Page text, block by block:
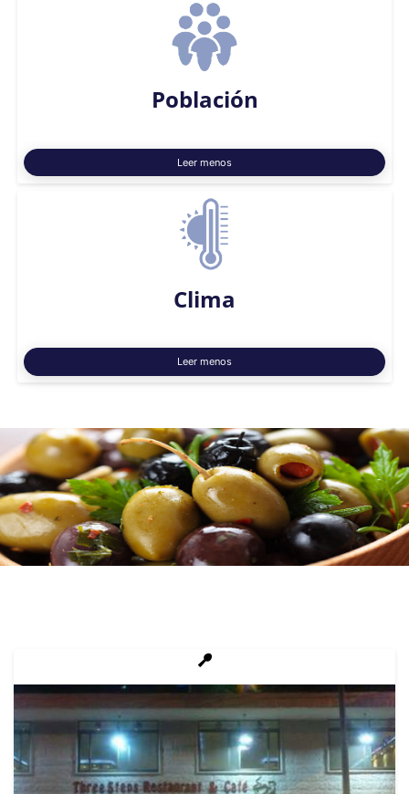
Población
Leer menos
Clima
Leer menos